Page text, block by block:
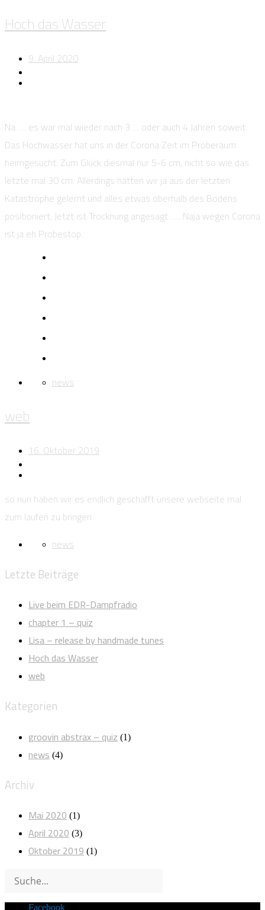
Hoch das Wasser
9. April 2020
Na …. es war mal wieder nach 3 … oder auch 4 Jahren soweit.
Das Hochwasser hat uns in der Corona Zeit im Proberaum
heimgesucht. Zum Glück diesmal nur 5-6 cm, nicht so wie das
letzte mal 30 cm. Allerdings hatten wir ja aus der letzten
Katastrophe gelernt und alles etwas oberhalb des Bodens
positioniert. Jetzt ist Trocknung angesagt ….. Naja wegen Corona
ist ja eh Probestop.
news
web
16. Oktober 2019
so nun haben wir es endlich geschafft unsere webseite mal
zum laufen zu bringen
news
Letzte Beiträge
Live beim EDR-Dampfradio
chapter 1 – quiz
Lisa – release by handmade tunes
Hoch das Wasser
web
Kategorien
groovin abstrax – quiz (1)
news (4)
Archiv
Mai 2020 (1)
April 2020 (3)
Oktober 2019 (1)
Facebook